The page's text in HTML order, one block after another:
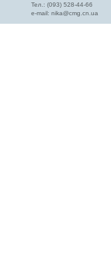
Тел.: (093) 528-44-66
e-mail:nika@cmg.cn.ua